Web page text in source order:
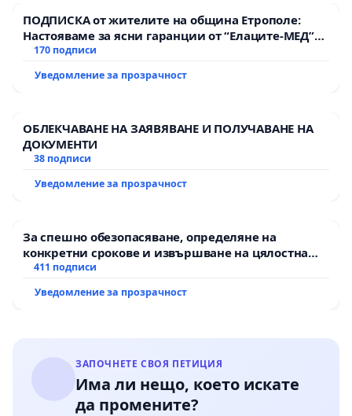
ПОДПИСКА от жителите на община Етрополе:
Настояваме за ясни гаранции от “Елаците-МЕД”
АД и от държавата, че ще се изпълнят всички
170 подписи
Уведомление за прозрачност
ОБЛЕКЧАВАНЕ НА ЗАЯВЯВАНЕ И ПОЛУЧАВАНЕ НА
ДОКУМЕНТИ
38 подписи
Уведомление за прозрачност
За спешно обезопасяване, определяне на
конкретни срокове и извършване на цялостна
рехабилитация на републиканския път между
Мирово - к.к. Момин проход
411 подписи
Уведомление за прозрачност
ЗАПОЧНЕТЕ СВОЯ ПЕТИЦИЯ
Има ли нещо, което искате
да промените?